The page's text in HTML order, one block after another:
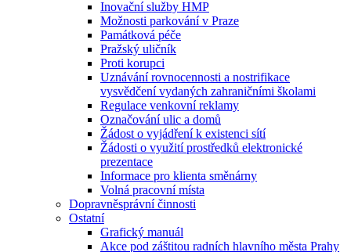
Inovační služby HMP
Možnosti parkování v Praze
Památková péče
Pražský uličník
Proti korupci
Uznávání rovnocennosti a nostrifikace
vysvědčení vydaných zahraničními školami
Regulace venkovní reklamy
Označování ulic a domů
Žádost o vyjádření k existenci sítí
Žádosti o využití prostředků elektronické
prezentace
Informace pro klienta směnárny
Volná pracovní místa
Dopravněsprávní činnosti
Ostatní
Grafický manuál
Akce pod záštitou radních hlavního města Prahy